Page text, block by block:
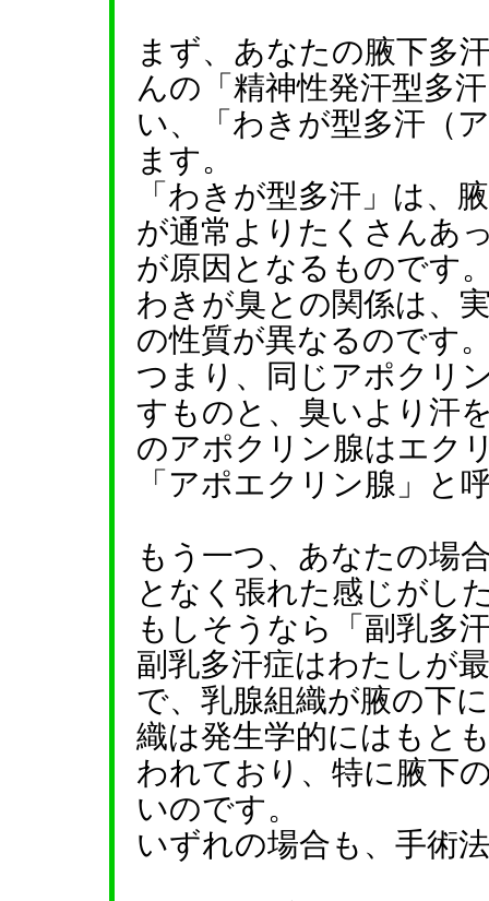
まず、あなたの腋下多
んの「精神性発汗型多
い、「わきが型多汗（
ます。
「わきが型多汗」は、
が通常よりたくさんあ
が原因となるものです
わきが臭との関係は、
の性質が異なるのです
つまり、同じアポクリ
すものと、臭いより汗
のアポクリン腺はエク
「アポエクリン腺」と
もう一つ、あなたの場
となく張れた感じがし
もしそうなら「副乳多
副乳多汗症はわたしが
で、乳腺組織が腋の下
織は発生学的にはもと
われており、特に腋下
いのです。
いずれの場合も、手術